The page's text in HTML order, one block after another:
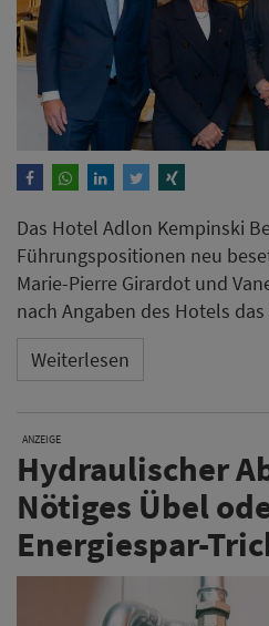
Das Hotel Adlon Kempinski
Führungspositionen neu
Marie-Pierre Girardot und
nach Angaben des Hotels
Weiterlesen
ANZEIGE
Hydraulischer
Nötiges Übel
Energiespar-